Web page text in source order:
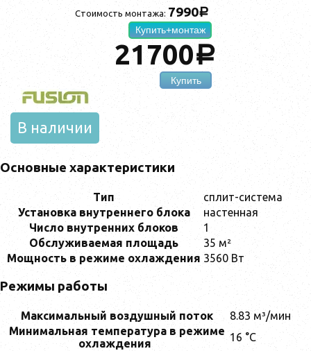
Стоимость монтажа: 7990a
Купить+монтаж
21700a
Купить
В наличии
Основные характеристики
Тип
сплит-система
Установка внутреннего блока
настенная
Число внутренних блоков
1
Обслуживаемая площадь
35 м²
Мощность в режиме охлаждения 3560 Вт
Режимы работы
Максимальный воздушный поток
8.83 м³/мин
Минимальная температура в режиме
охлаждения
16 °C